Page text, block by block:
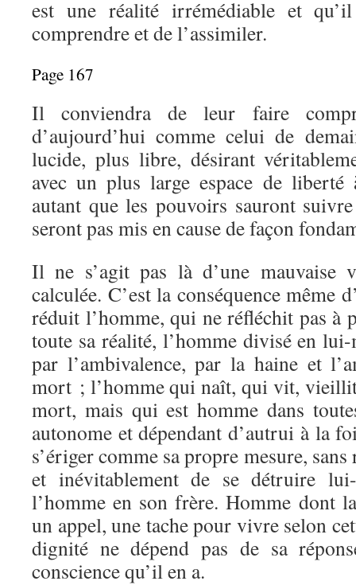
est une réalité irrémédiable et
comprendre et de l’assimiler.
Page 167
Il conviendra de leur faire
d’aujourd’hui comme celui de
lucide, plus libre, désirant
avec un plus large espace de
autant que les pouvoirs sauront
seront pas mis en cause de façon
Il ne s’agit pas là d’une mauvaise
calculée. C’est la conséquence même
réduit l’homme, qui ne réfléchit pas à
toute sa réalité, l’homme divisé en
par l’ambivalence, par la haine et
mort ; l’homme qui naît, qui vit,
mort, mais qui est homme dans
autonome et dépendant d’autrui à la
s’ériger comme sa propre mesure,
et inévitablement de se détruire
l’homme en son frère. Homme dont
un appel, une tache pour vivre selon
dignité ne dépend pas de sa
conscience qu’il en a.